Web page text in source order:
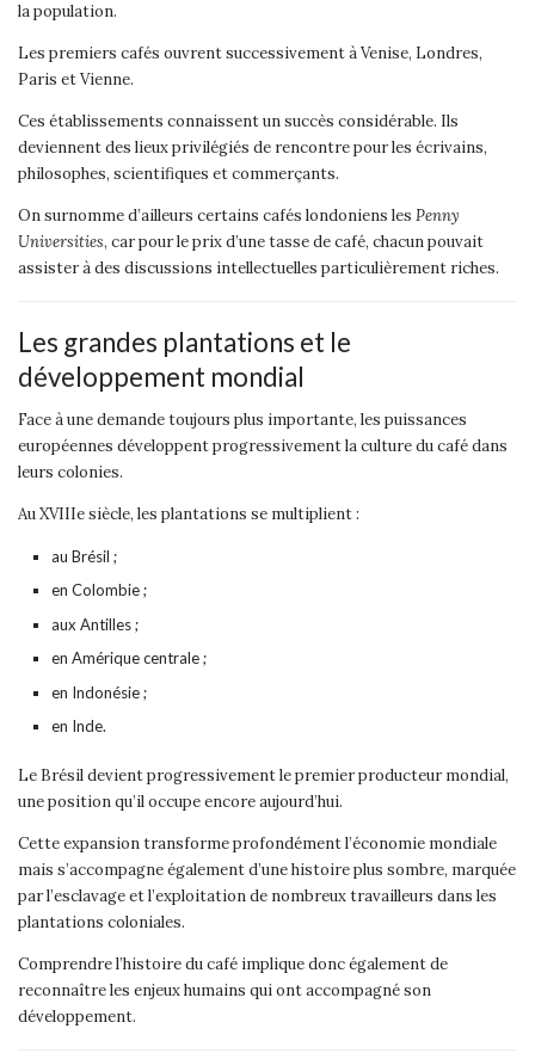
la population.
Les premiers cafés ouvrent successivement à Venise, Londres,
Paris et Vienne.
Ces établissements connaissent un succès considérable. Ils
deviennent des lieux privilégiés de rencontre pour les écrivains,
philosophes, scientifiques et commerçants.
On surnomme d’ailleurs certains cafés londoniens les Penny
Universities, car pour le prix d’une tasse de café, chacun pouvait
assister à des discussions intellectuelles particulièrement riches.
Les grandes plantations et le
développement mondial
Face à une demande toujours plus importante, les puissances
européennes développent progressivement la culture du café dans
leurs colonies.
Au XVIIIe siècle, les plantations se multiplient :
au Brésil ;
en Colombie ;
aux Antilles ;
en Amérique centrale ;
en Indonésie ;
en Inde.
Le Brésil devient progressivement le premier producteur mondial,
une position qu’il occupe encore aujourd’hui.
Cette expansion transforme profondément l’économie mondiale
mais s’accompagne également d’une histoire plus sombre, marquée
par l’esclavage et l’exploitation de nombreux travailleurs dans les
plantations coloniales.
Comprendre l’histoire du café implique donc également de
reconnaître les enjeux humains qui ont accompagné son
développement.